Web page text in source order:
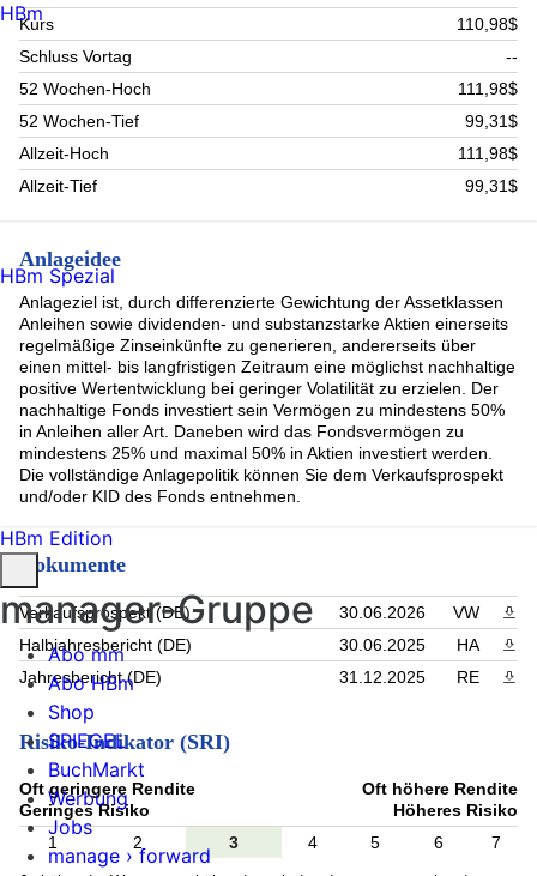
Kurs
110,98$
Schluss Vortag
--
52 Wochen-Hoch
111,98$
52 Wochen-Tief
99,31$
Allzeit-Hoch
111,98$
Allzeit-Tief
99,31$
Anlageidee
Anlageziel ist, durch differenzierte Gewichtung der Assetklassen
Anleihen sowie dividenden- und substanzstarke Aktien einerseits
regelmäßige Zinseinkünfte zu generieren, andererseits über
einen mittel- bis langfristigen Zeitraum eine möglichst nachhaltige
positive Wertentwicklung bei geringer Volatilität zu erzielen. Der
nachhaltige Fonds investiert sein Vermögen zu mindestens 50%
in Anleihen aller Art. Daneben wird das Fondsvermögen zu
mindestens 25% und maximal 50% in Aktien investiert werden.
Die vollständige Anlagepolitik können Sie dem Verkaufsprospekt
und/oder KID des Fonds entnehmen.
Dokumente
Verkaufsprospekt (DE) 30.06.2026 VW
Halbjahresbericht (DE)
30.06.2025 HA
Jahresbericht (DE)
31.12.2025 RE
Risiko-Indikator (SRI)
Oft geringere Rendite
Geringes Risiko
Oft höhere Rendite
Höheres Risiko
1
2 3 4 5 6 7
HBm
HBm Spezial
HBm Edition
manager-Gruppe
Abo mm
Abo HBm
Shop
SPIEGEL
BuchMarkt
Werbung
Jobs
manage › forward